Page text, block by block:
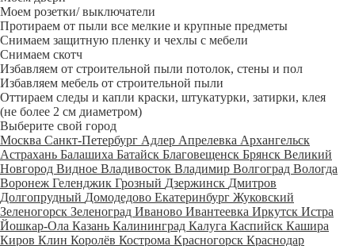
Моем розетки/ выключатели
Протираем от пыли все мелкие и крупные предметы
Снимаем защитную пленку и чехлы с мебели
Снимаем скотч
Избавляем от строительной пыли потолок, стены и пол
Избавляем мебель от строительной пыли
Оттираем следы и капли краски, штукатурки, затирки, клея
(не более 2 см диаметром)
Выберите свой город
Москва Санкт-Петербург Адлер Апрелевка Архангельск
Астрахань Балашиха Батайск Благовещенск Брянск Великий
Новгород Видное Владивосток Владимир Волгоград Вологда
Воронеж Геленджик Грозный Дзержинск Дмитров
Долгопрудный Домодедово Екатеринбург Жуковский
Зеленогорск Зеленоград Иваново Ивантеевка Иркутск Истра
Йошкар-Ола Казань Калининград Калуга Каспийск Кашира
Киров Клин Королёв Кострома Красногорск Краснодар